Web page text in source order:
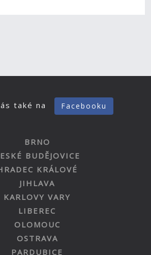
také na Facebooku
BRNO
BUDĚJOVICE
KRÁLOVÉ
JIHLAVA
KARLOVY VARY
LIBEREC
OLOMOUC
OSTRAVA
PARDUBICE